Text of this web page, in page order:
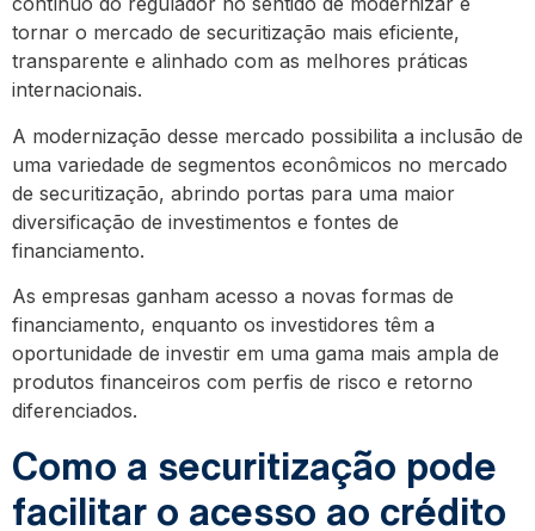
tornar o mercado de securitização mais eficiente,
transparente e alinhado com as melhores práticas
internacionais.
A modernização desse mercado possibilita a inclusão de
uma variedade de segmentos econômicos no mercado
de securitização, abrindo portas para uma maior
diversificação de investimentos e fontes de
financiamento.
As empresas ganham acesso a novas formas de
financiamento, enquanto os investidores têm a
oportunidade de investir em uma gama mais ampla de
produtos financeiros com perfis de risco e retorno
diferenciados.
Como a securitização pode
facilitar o acesso ao crédito